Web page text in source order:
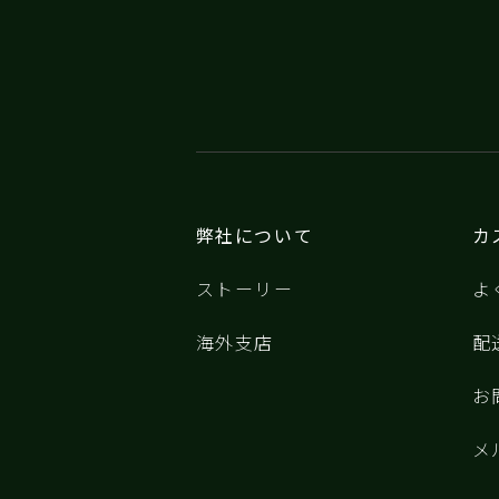
弊社について
ストーリー
海外支店
カ
よ
配
お
メ